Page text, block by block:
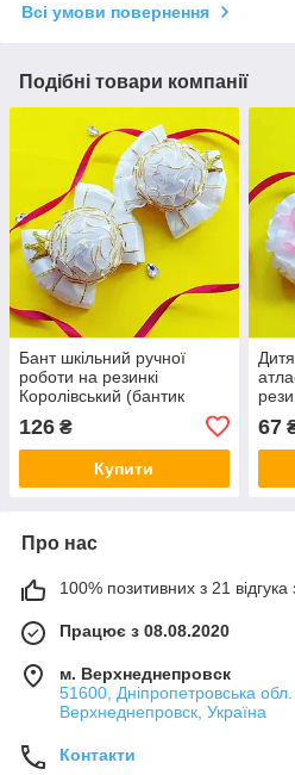
Всі умови повернення
Подібні товари компанії
Бант шкільний ручної
роботи на резинкі
Королівський (бантик
школу, білі банти канзаші
на голову)
126 ₴
Купити
67
Про нас
100% позитивних з 21 відгука
Працює з 08.08.2020
м. Верхнеднепровск
51600, Дніпропетровська
Верхнеднепровск, Україна
Контакти